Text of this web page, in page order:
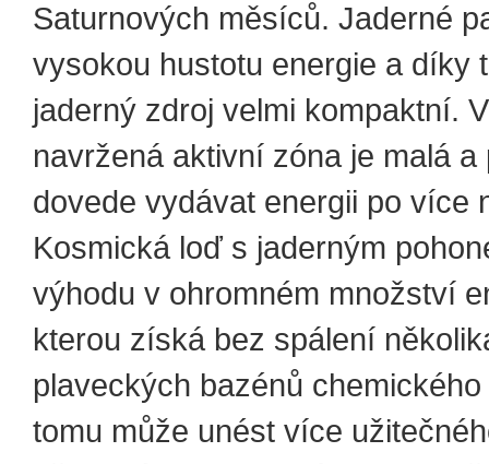
Saturnových měsíců. Jaderné
vysokou hustotu energie a díky
jaderný zdroj velmi kompaktní.
navržená aktivní zóna je malá a
dovede vydávat energii po více
Kosmická loď s jaderným
výhodu v ohromném množství
kterou získá bez spálení
plaveckých bazénů
tomu může unést více